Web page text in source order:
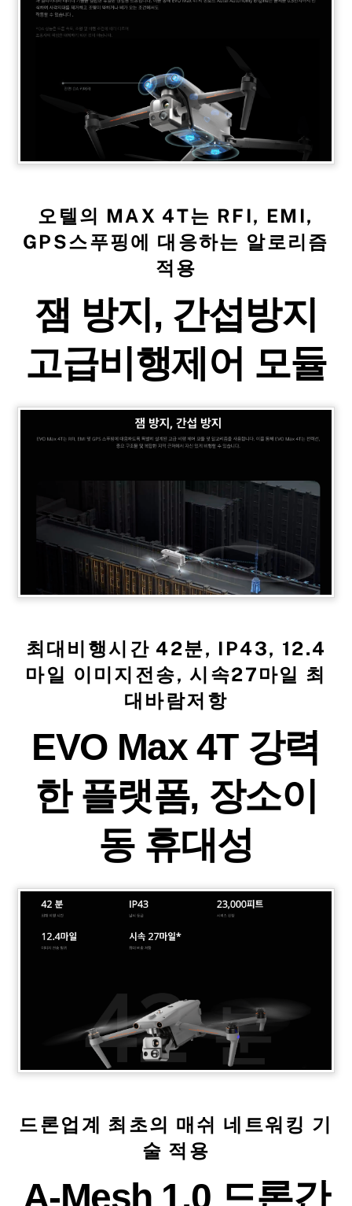
오텔의 MAX 4T는 RFI, EMI,
GPS스푸핑에 대응하는 알로리즘
적용
잼 방지, 간섭방지
고급비행제어 모듈
최대비행시간 42분, IP43, 12.4
마일 이미지전송, 시속27마일 최
대바람저항
EVO Max 4T 강력
한 플랫폼, 장소이
동 휴대성
드론업계 최초의 매쉬 네트워킹 기
술 적용
A-Mesh 1.0 드론간